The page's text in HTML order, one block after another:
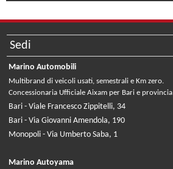
Sedi
Marino Automobili
Multibrand di veicoli usati, semestrali e Km zero.
Concessionaria Ufficiale Aixam per Bari e provincia
Bari - Viale Francesco Zippitelli, 34
Bari - Via Giovanni Amendola, 190
Monopoli - Via Umberto Saba, 1
Marino Autoyama